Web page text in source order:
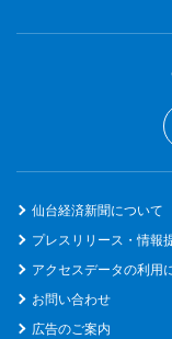
仙台経済新聞について
プレスリリース・情報
アクセスデータの利用
お問い合わせ
広告のご案内